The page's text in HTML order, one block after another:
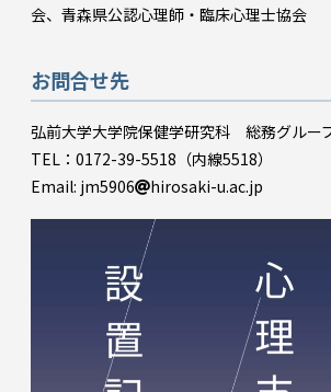
会、青森県公認心理師・臨床心理士協会
お問合せ先
弘前大学大学院保健学研究科 総務グルー
TEL：0172-39-5518（内線5518）
Email: jm5906
hirosaki-u.ac.jp